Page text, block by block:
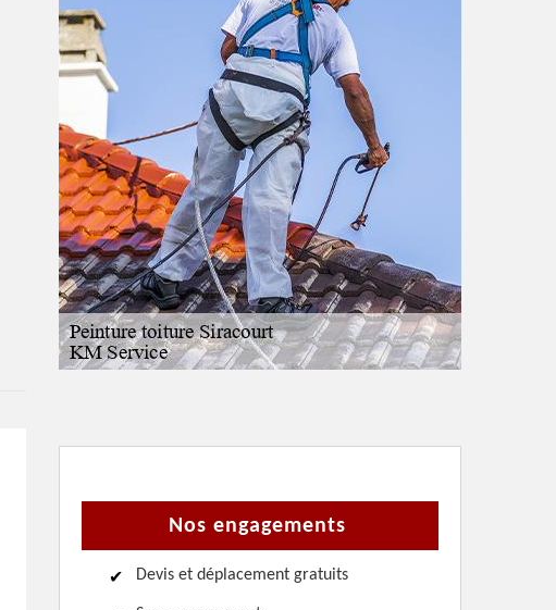
Nos engagements
Devis et déplacement gratuits